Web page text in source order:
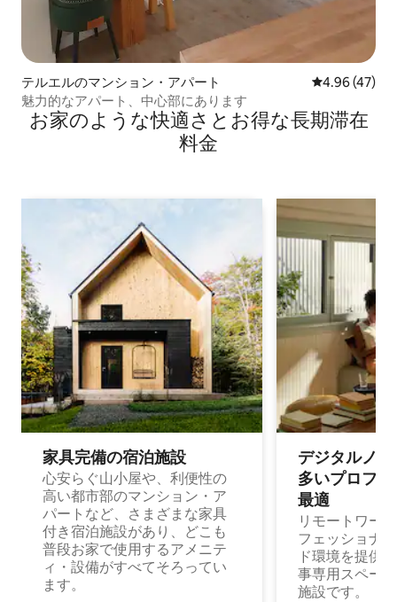
テルエルのマンション・アパート レビュー47
4.96 (47)
魅力的なアパート、中心部にあります
お家のような快⁠適⁠さ⁠とお⁠得⁠な長⁠期⁠滞⁠在
料⁠金
家具完備の宿⁠泊⁠施⁠設
心安らぐ山小屋や、利便性の
高い都市部のマンション・ア
パートなど、さまざまな家具
付き宿泊施設があり、どこも
普段お家で使用するアメニテ
ィ・設備がすべてそろってい
ます。
デジタルノ
多⁠いプ⁠ロ⁠フ⁠
最⁠適
リモートワー
フェッショナ
ド環境を提供
事専用スペー
施設です。